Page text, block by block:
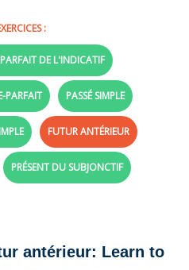
:
DE L'INDICATIF
PARFAIT PASSÉ SIMPLE
FUTUR ANTÉRIEUR
PRÉSENT DU SUBJONCTIF
antérieur: Learn to